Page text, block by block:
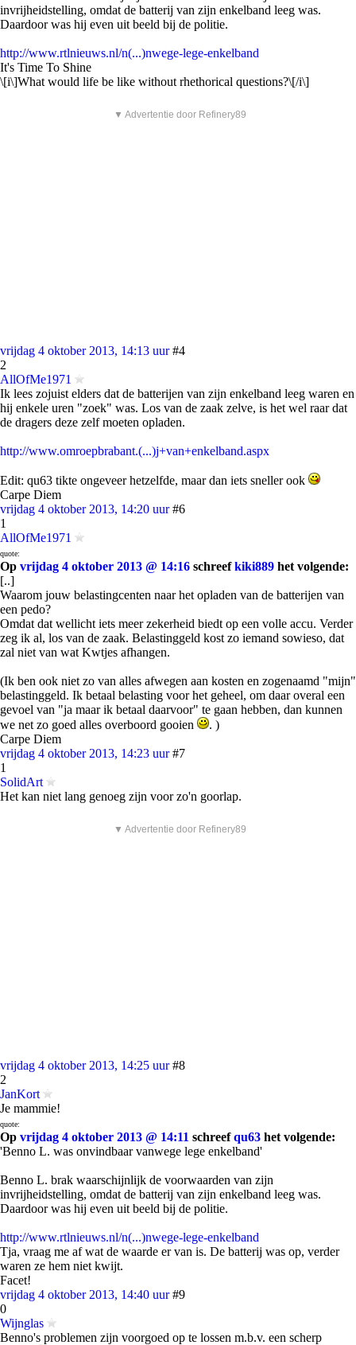
invrijheidstelling, omdat de batterij van zijn enkelband leeg was.
Daardoor was hij even uit beeld bij de politie.
http://www.rtlnieuws.nl/n(...)nwege-lege-enkelband
It's Time To Shine
\[i\]What would life be like without rhethorical questions?\[/i\]
▼ Advertentie door Refinery89
vrijdag 4 oktober 2013, 14:13 uur #4
2
AllOfMe1971
Ik lees zojuist elders dat de batterijen van zijn enkelband leeg waren en
hij enkele uren "zoek" was. Los van de zaak zelve, is het wel raar dat
de dragers deze zelf moeten opladen.
http://www.omroepbrabant.(...)j+van+enkelband.aspx
Edit: qu63 tikte ongeveer hetzelfde, maar dan iets sneller ook
Carpe Diem
vrijdag 4 oktober 2013, 14:20 uur #6
1
AllOfMe1971
quote:
Op vrijdag 4 oktober 2013 @ 14:16 schreefkiki889 het volgende:
[..]
Waarom jouw belastingcenten naar het opladen van de batterijen van
een pedo?
Omdat dat wellicht iets meer zekerheid biedt op een volle accu. Verder
zeg ik al, los van de zaak. Belastinggeld kost zo iemand sowieso, dat
zal niet van wat Kwtjes afhangen.
(Ik ben ook niet zo van alles afwegen aan kosten en zogenaamd "mijn"
belastinggeld. Ik betaal belasting voor het geheel, om daar overal een
gevoel van "ja maar ik betaal daarvoor" te gaan hebben, dan kunnen
we net zo goed alles overboord gooien
. )
Carpe Diem
vrijdag 4 oktober 2013, 14:23 uur #7
1
SolidArt
Het kan niet lang genoeg zijn voor zo'n goorlap.
▼ Advertentie door Refinery89
vrijdag 4 oktober 2013, 14:25 uur #8
2
JanKort
Je mammie!
quote:
Op vrijdag 4 oktober 2013 @ 14:11 schreefqu63 het volgende:
'Benno L. was onvindbaar vanwege lege enkelband'
Benno L. brak waarschijnlijk de voorwaarden van zijn
invrijheidstelling, omdat de batterij van zijn enkelband leeg was.
Daardoor was hij even uit beeld bij de politie.
http://www.rtlnieuws.nl/n(...)nwege-lege-enkelband
Tja, vraag me af wat de waarde er van is. De batterij was op, verder
waren ze hem niet kwijt.
Facet!
vrijdag 4 oktober 2013, 14:40 uur #9
0
Wijnglas
Benno's problemen zijn voorgoed op te lossen m.b.v. een scherp